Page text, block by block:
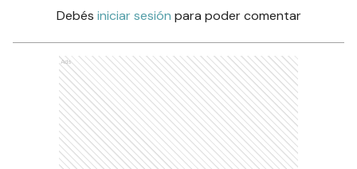
Debés iniciar sesión para poder comentar
Ads